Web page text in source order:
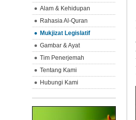
Alam & Kehidupan
Rahasia Al-Quran
Mukjizat Legislatif
Gambar & Ayat
Tim Penerjemah
Tentang Kami
Hubungi Kami